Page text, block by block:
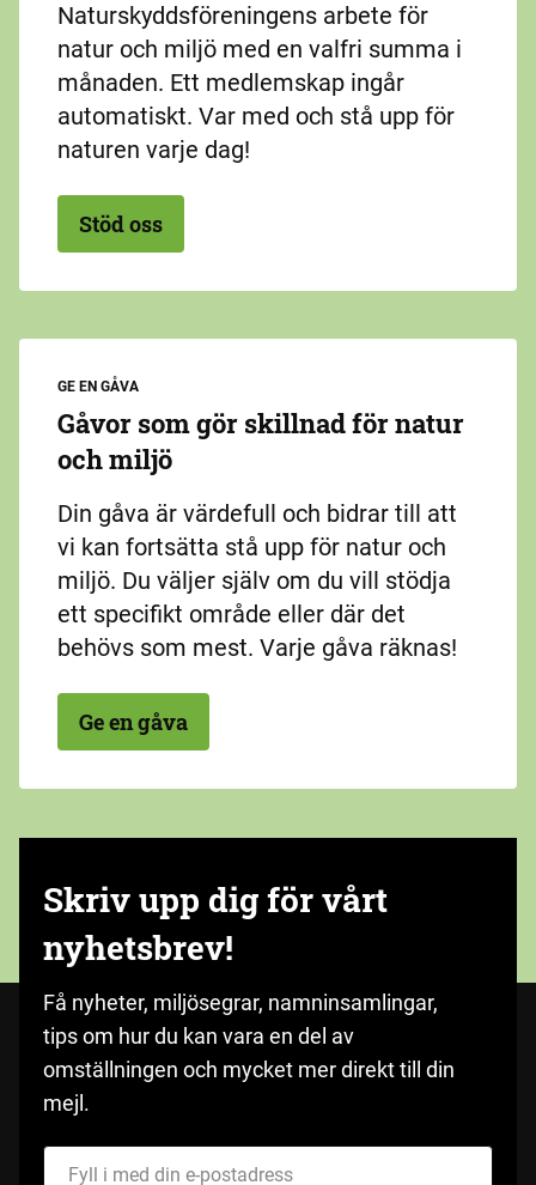
Naturskyddsföreningens arbete för
natur och miljö med en valfri summa i
månaden. Ett medlemskap ingår
automatiskt. Var med och stå upp för
naturen varje dag!
Stöd oss
GE EN GÅVA
Gåvor som gör skillnad för natur
och miljö
Din gåva är värdefull och bidrar till att
vi kan fortsätta stå upp för natur och
miljö. Du väljer själv om du vill stödja
ett specifikt område eller där det
behövs som mest. Varje gåva räknas!
Ge en gåva
Skriv upp dig för vårt
nyhetsbrev!
Få nyheter, miljösegrar, namninsamlingar,
tips om hur du kan vara en del av
omställningen och mycket mer direkt till din
mejl.